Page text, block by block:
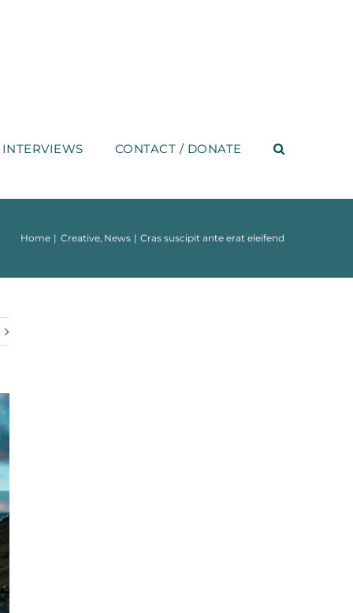
INTERVIEWS CONTACT / DONATE
Home Creative News Cras suscipit ante erat eleifend